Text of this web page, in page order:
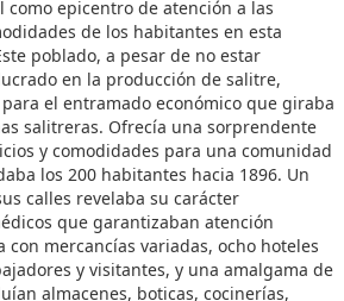
como epicentro de atención a las
de los habitantes en esta
poblado, a pesar de no estar
en la producción de salitre,
el entramado económico que giraba
salitreras. Ofrecía una sorprendente
y comodidades para una comunidad
los 200 habitantes hacia 1896. Un
calles revelaba su carácter
que garantizaban atención
con mercancías variadas, ocho hoteles
y visitantes, y una amalgama de
almacenes, boticas, cocinerías,